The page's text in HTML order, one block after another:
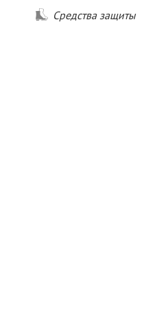
Средства защиты